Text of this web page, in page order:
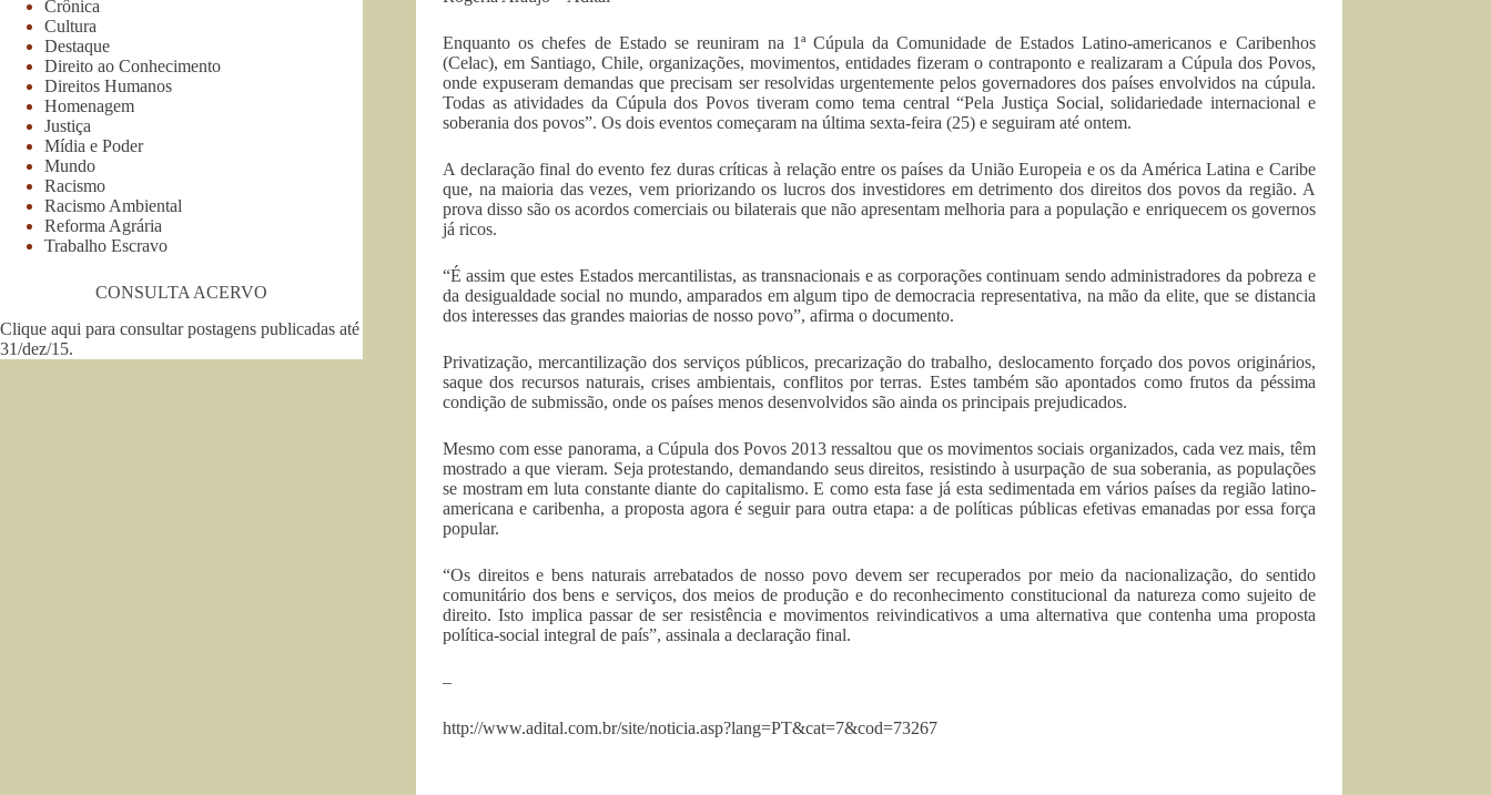
Enquanto os chefes de Estado se reuniram na 1ª Cúpula da Comunidade de Estados Latino-americanos e Caribenhos
(Celac), em Santiago, Chile, organizações, movimentos, entidades fizeram o contraponto e realizaram a Cúpula dos Povos,
onde expuseram demandas que precisam ser resolvidas urgentemente pelos governadores dos países envolvidos na cúpula.
Todas as atividades da Cúpula dos Povos tiveram como tema central “Pela Justiça Social, solidariedade internacional e
soberania dos povos”. Os dois eventos começaram na última sexta-feira (25) e seguiram até ontem.
A declaração final do evento fez duras críticas à relação entre os países da União Europeia e os da América Latina e Caribe
que, na maioria das vezes, vem priorizando os lucros dos investidores em detrimento dos direitos dos povos da região. A
prova disso são os acordos comerciais ou bilaterais que não apresentam melhoria para a população e enriquecem os governos
já ricos.
“É assim que estes Estados mercantilistas, as transnacionais e as corporações continuam sendo administradores da pobreza e
da desigualdade social no mundo, amparados em algum tipo de democracia representativa, na mão da elite, que se distancia
dos interesses das grandes maiorias de nosso povo”, afirma o documento.
Privatização, mercantilização dos serviços públicos, precarização do trabalho, deslocamento forçado dos povos originários,
saque dos recursos naturais, crises ambientais, conflitos por terras. Estes também são apontados como frutos da péssima
condição de submissão, onde os países menos desenvolvidos são ainda os principais prejudicados.
Mesmo com esse panorama, a Cúpula dos Povos 2013 ressaltou que os movimentos sociais organizados, cada vez mais, têm
mostrado a que vieram. Seja protestando, demandando seus direitos, resistindo à usurpação de sua soberania, as populações
se mostram em luta constante diante do capitalismo. E como esta fase já esta sedimentada em vários países da região latino-
americana e caribenha, a proposta agora é seguir para outra etapa: a de políticas públicas efetivas emanadas por essa força
popular.
“Os direitos e bens naturais arrebatados de nosso povo devem ser recuperados por meio da nacionalização, do sentido
comunitário dos bens e serviços, dos meios de produção e do reconhecimento constitucional da natureza como sujeito de
direito. Isto implica passar de ser resistência e movimentos reivindicativos a uma alternativa que contenha uma proposta
política-social integral de país”, assinala a declaração final.
–
http://www.adital.com.br/site/noticia.asp?lang=PT&cat=7&cod=73267
Crônica
Cultura
Destaque
Direito ao Conhecimento
Direitos Humanos
Homenagem
Justiça
Mídia e Poder
Mundo
Racismo
Racismo Ambiental
Reforma Agrária
Trabalho Escravo
CONSULTA ACERVO
Clique aqui para consultar postagens publicadas até
31/dez/15.